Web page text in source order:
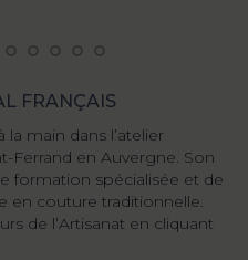
FRANÇAIS
main dans l’atelier
Ferrand en Auvergne. Son
formation spécialisée et de
en couture traditionnelle.
de l’Artisanat en cliquant